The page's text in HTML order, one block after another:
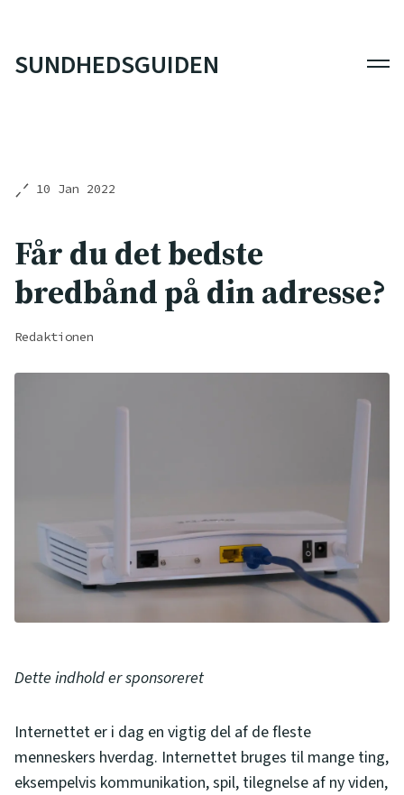
SUNDHEDSGUIDEN
10 Jan 2022
Får du det bedste
bredbånd på din adresse?
Redaktionen
Dette indhold er sponsoreret
Internettet er i dag en vigtig del af de fleste
menneskers hverdag. Internettet bruges til mange ting,
eksempelvis kommunikation, spil, tilegnelse af ny viden,